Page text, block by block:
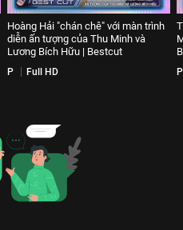
Hoàng Hải "chán chê" với màn trình
diễn ấn tượng của Thu Minh và
Lương Bích Hữu | Bestcut
P Full HD P